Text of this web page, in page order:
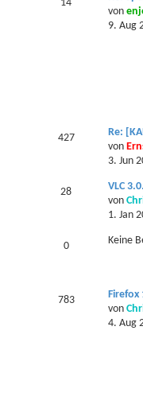
14
von
9. Aug
427
Re:
von
3. Jun
28
VLC
von
1. Jan
0 Keine
783
Firefox
von
4. Aug